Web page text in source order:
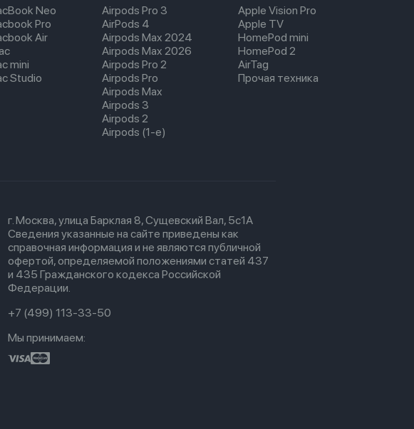
Neo
Pro
Air
mini
Studio
Airpods Pro 3
AirPods 4
Airpods Max 2024
Airpods Max 2026
Airpods Pro 2
Airpods Pro
Airpods Max
Airpods 3
Airpods 2
Airpods (1-е)
Apple Vision Pro
Apple TV
HomePod mini
HomePod 2
AirTag
Прочая техника
г. Москва, улица Барклая 8, Сущевский Вал, 5с1А
Сведения указанные на сайте приведены как
справочная информация и не являются публичной
офертой, определяемой положениями статей 437
и 435 Гражданского кодекса Российской
Федерации.
+7 (499) 113-33-50
Мы принимаем: